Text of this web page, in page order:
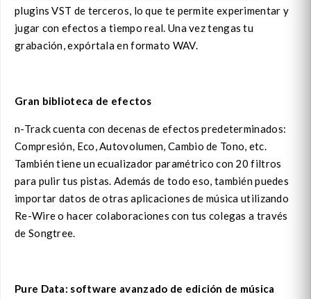
plugins VST de terceros, lo que te permite experimentar y
jugar con efectos a tiempo real. Una vez tengas tu
grabación, expórtala en formato WAV.
Gran biblioteca de efectos
n-Track cuenta con decenas de efectos predeterminados:
Compresión, Eco, Autovolumen, Cambio de Tono, etc.
También tiene un ecualizador paramétrico con 20 filtros
para pulir tus pistas. Además de todo eso, también puedes
importar datos de otras aplicaciones de música utilizando
Re-Wire o hacer colaboraciones con tus colegas a través
de Songtree.
Pure Data: software avanzado de edición de música